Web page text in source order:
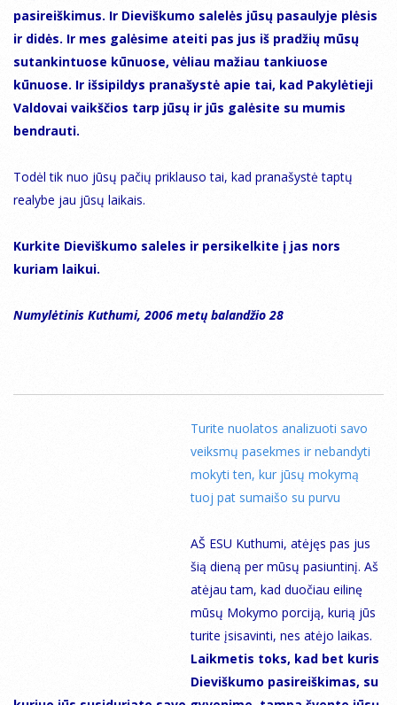
pasireiškimus. Ir Dieviškumo salelės jūsų pasaulyje plėsis
ir didės. Ir mes galėsime ateiti pas jus iš pradžių mūsų
sutankintuose kūnuose, vėliau mažiau tankiuose
kūnuose. Ir išsipildys pranašystė apie tai, kad Pakylėtieji
Valdovai vaikščios tarp jūsų ir jūs galėsite su mumis
bendrauti.
Todėl tik nuo jūsų pačių priklauso tai, kad pranašystė taptų
realybe jau jūsų laikais.
Kurkite Dieviškumo saleles ir persikelkite į jas nors
kuriam laikui.
Numylėtinis Kuthumi, 2006 metų balandžio 28
Turite nuolatos analizuoti savo
veiksmų pasekmes ir nebandyti
mokyti ten, kur jūsų mokymą
tuoj pat sumaišo su purvu
AŠ ESU Kuthumi, atėjęs pas jus
šią dieną per mūsų pasiuntinį. Aš
atėjau tam, kad duočiau eilinę
mūsų Mokymo porciją, kurią jūs
turite įsisavinti, nes atėjo laikas.
Laikmetis toks, kad bet kuris
Dieviškumo pasireiškimas, su